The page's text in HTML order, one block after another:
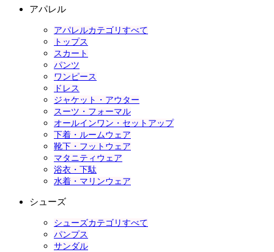
アパレル
アパレルカテゴリすべて
トップス
スカート
パンツ
ワンピース
ドレス
ジャケット・アウター
スーツ・フォーマル
オールインワン・セットアップ
下着・ルームウェア
靴下・フットウェア
マタニティウェア
浴衣・下駄
水着・マリンウェア
シューズ
シューズカテゴリすべて
パンプス
サンダル